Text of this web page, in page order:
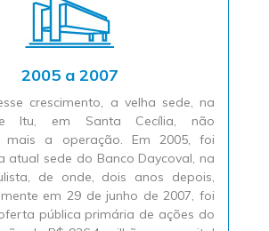
2005 a 2007
crescimento, a velha sede, na
Itu, em Santa Cecília, não
mais a operação. Em 2005, foi
atual sede do Banco Daycoval, na
de onde, dois anos depois,
em 29 de junho de 2007, foi
pública primária de ações do